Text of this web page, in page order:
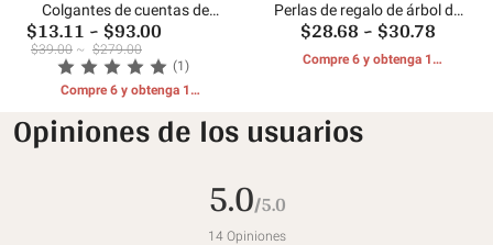
Colgantes de cuentas de
estilo Mix Match
$13.11~$93.00
$39.00 ~ $279.00
(1)
Compre 6 y obtenga 1
Perlas de regalo de árbol de
Navidad de Papá Noel
$28.68~$30.78
Compre 6 y obtenga 1
Opiniones de los usuarios
5.0/5.0
14 Opiniones